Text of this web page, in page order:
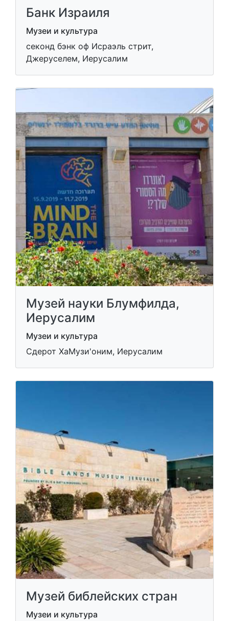
Банк Израиля
Музеи и культура
секонд бэнк оф Исраэль стрит,
Джеруселем, Иерусалим
Музей науки Блумфилда,
Иерусалим
Музеи и культура
Сдерот ХаМузи'оним, Иерусалим
Музей библейских стран
Музеи и культура